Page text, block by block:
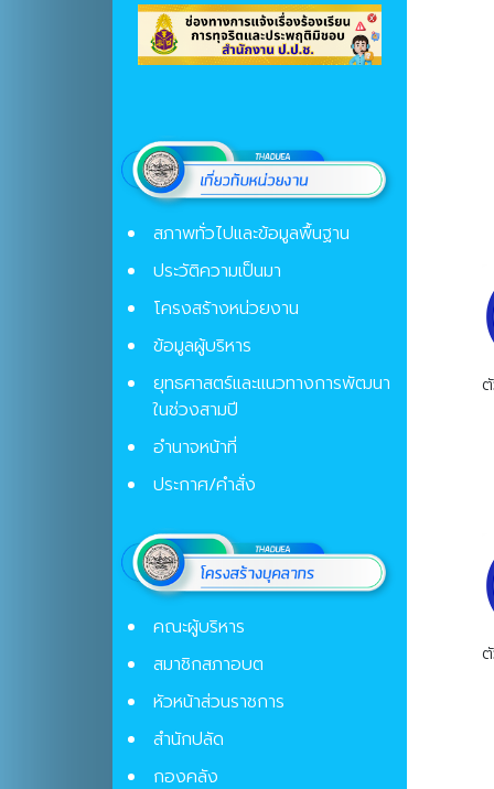
สภาพทั่วไปและข้อมูลพื้นฐาน
ประวัติความเป็นมา
โครงสร้างหน่วยงาน
ข้อมูลผู้บริหาร
ยุทธศาสตร์และแนวทางการพัฒนา
ในช่วงสามปี
อำนาจหน้าที่
ประกาศ/คำสั่ง
คณะผู้บริหาร
สมาชิกสภาอบต
หัวหน้าส่วนราชการ
สำนักปลัด
กองคลัง